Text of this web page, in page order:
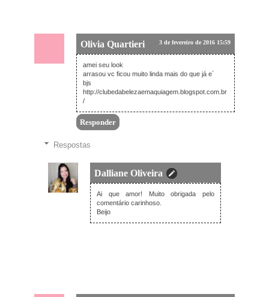
Olivia Quartieri 3 de fevereiro de 2016 15:59
amei seu look
arrasou vc ficou muito linda mais do que já e´
bjs
http://clubedabelezaemaquiagem.blogspot.com.br
/
Responder
Respostas
Dalliane Oliveira
3 de fevereiro de 2016 21:02
Ai que amor! Muito obrigada pelo
comentário carinhoso.
Beijo